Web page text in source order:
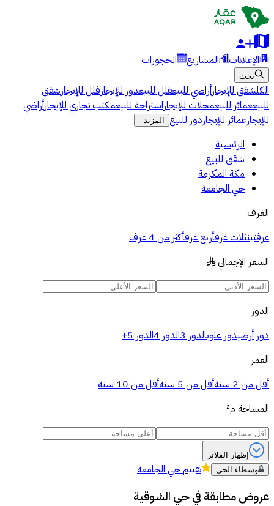
الإعلانات المشاريع الحجوزات
بحث
الكلشقق للإيجارأراضي للبيعفلل للبيعدور للإيجارفلل للإيجارشقق
للبيععمائر للبيعمحلات للإيجاراستراحة للبيعمكتب تجاري للإيجارأراضي
للإيجارعمائر للإيجاردور للبيع المزيد
الرئيسية
شقق للبيع
مكة المكرمة
حي الجامعة
الغرف
غرفتينثلاث غرفأربع غرفأكثر من 4 غرف
السعر الإجمالي §
الدور
دور أرضيدور علويالدور 3 الدور 4 الدور 5+
العمر
أقل من 2 سنة
أقل من 5 سنة
أقل من 10 سنة
المساحة م²
إظهار الفلاتر
وسطاء الحي
تقييمحي الجامعة
عروض مطابقة فيحي الشوقية